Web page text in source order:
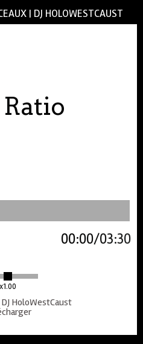
| DJ HOLOWESTCAUST
x1.00
03:30
00:00
DJ HoloWestCaust